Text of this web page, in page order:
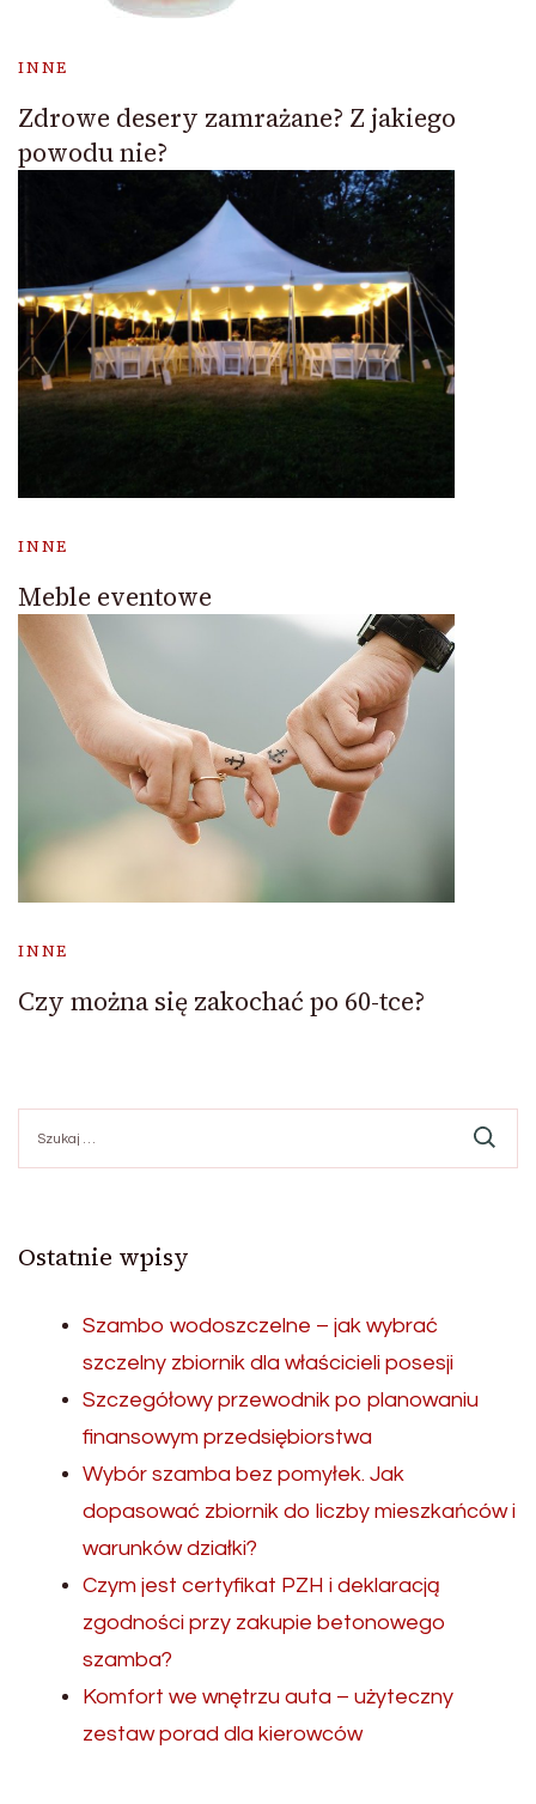
INNE
Zdrowe desery zamrażane? Z jakiego
powodu nie?
INNE
Meble eventowe
INNE
Czy można się zakochać po 60-tce?
Ostatnie wpisy
Szambo wodoszczelne – jak wybrać
szczelny zbiornik dla właścicieli posesji
Szczegółowy przewodnik po planowaniu
finansowym przedsiębiorstwa
Wybór szamba bez pomyłek. Jak
dopasować zbiornik do liczby mieszkańców i
warunków działki?
Czym jest certyfikat PZH i deklaracją
zgodności przy zakupie betonowego
szamba?
Komfort we wnętrzu auta – użyteczny
zestaw porad dla kierowców